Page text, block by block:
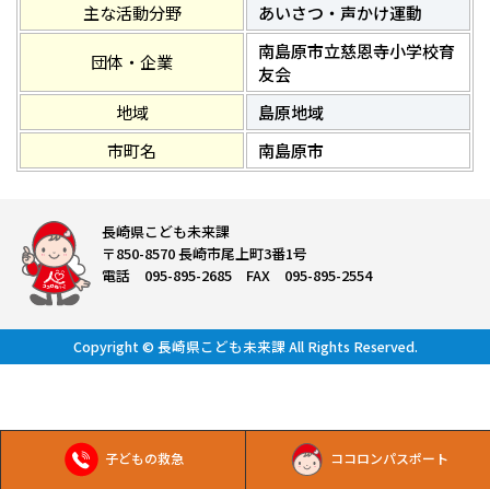
子どもの救急 ココロンパスポート
主な活動分野
あいさつ・声かけ運動
団体・企業
南島原市立慈恩寺小学校育
友会
地域
島原地域
市町名
南島原市
長崎県こども未来課
〒850-8570 長崎市尾上町3番1号
電話 095-895-2685 FAX 095-895-2554
Copyright © 長崎県こども未来課 All Rights Reserved.